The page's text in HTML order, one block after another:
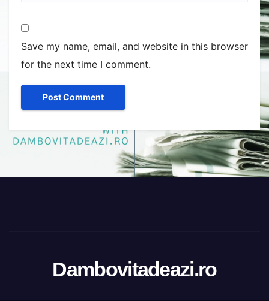
Save my name, email, and website in this browser
for the next time I comment.
Dambovitadeazi.ro